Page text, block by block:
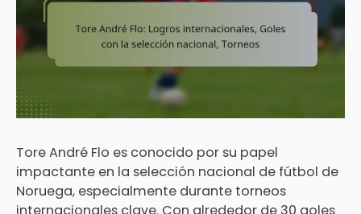
Tore André Flo es conocido por su papel
impactante en la selección nacional de fútbol de
Noruega, especialmente durante torneos